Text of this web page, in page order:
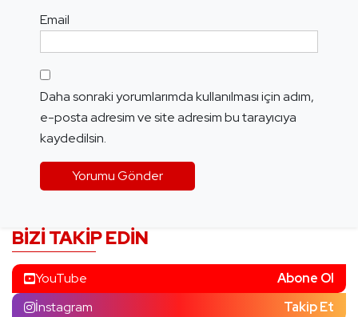
Email
Daha sonraki yorumlarımda kullanılması için adım,
e-posta adresim ve site adresim bu tarayıcıya
kaydedilsin.
BIZI TAKIP EDIN
YouTube
Abone Ol
İnstagram
Takip Et